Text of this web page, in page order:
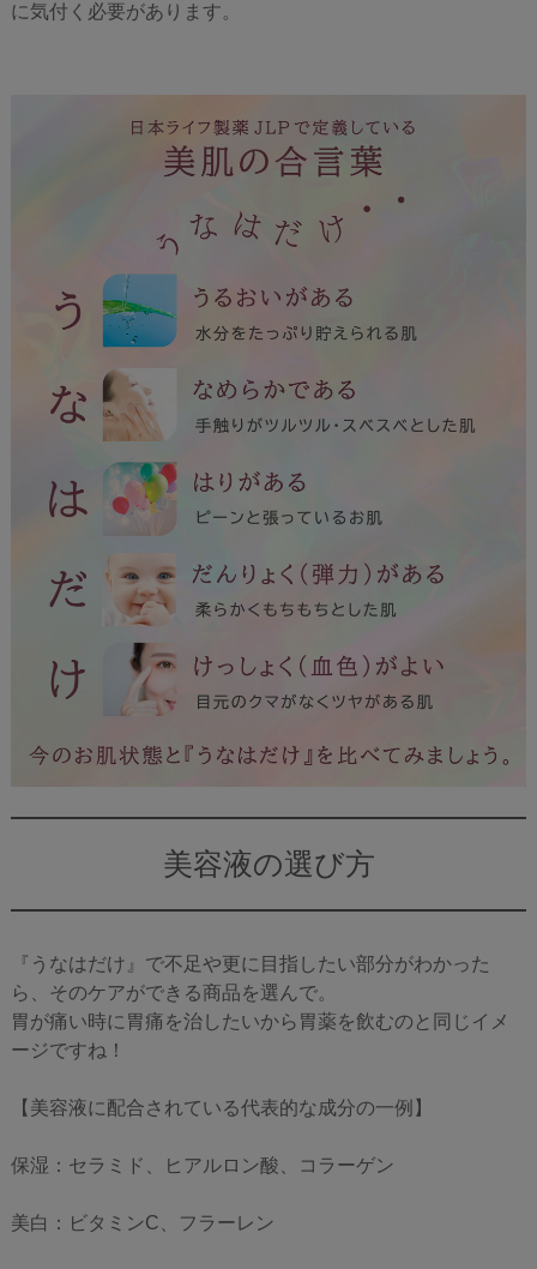
に気付く必要があります。
美容液の選び方
『うなはだけ』で不足や更に目指したい部分がわかった
ら、そのケアができる商品を選んで。
胃が痛い時に胃痛を治したいから胃薬を飲むのと同じイメ
ージですね！
【美容液に配合されている代表的な成分の一例】
保湿：セラミド、ヒアルロン酸、コラーゲン
美白：ビタミンC、フラーレン